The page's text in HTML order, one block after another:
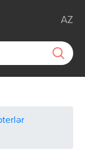
AZ